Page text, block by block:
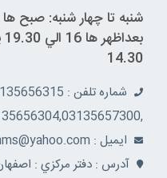
14.30
شماره تلفن :
,03135657355,03135656304,03135657300
ايميل : Javan_hms@yahoo.com
آدرس : دفتر مرکزي :